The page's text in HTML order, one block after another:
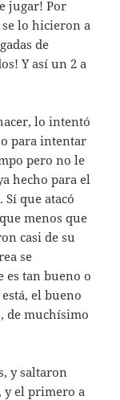
jugar! Por
lo hicieron a
de
Y así un 2 a
lo intentó
para intentar
pero no le
hecho para el
que atacó
menos que
casi de su
se
tan bueno o
el bueno
de muchísimo
y saltaron
y el primero a